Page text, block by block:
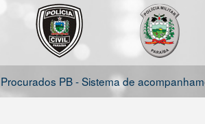
PB - Sistema de